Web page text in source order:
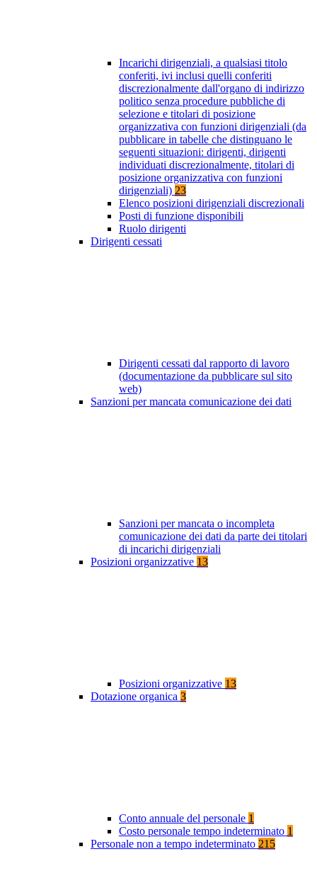
Incarichi dirigenziali, a qualsiasi titolo
conferiti, ivi inclusi quelli conferiti
discrezionalmente dall'organo di indirizzo
politico senza procedure pubbliche di
selezione e titolari di posizione
organizzativa con funzioni dirigenziali (da
pubblicare in tabelle che distinguano le
seguenti situazioni: dirigenti, dirigenti
individuati discrezionalmente, titolari di
posizione organizzativa con funzioni
dirigenziali) 23
Elenco posizioni dirigenziali discrezionali
Posti di funzione disponibili
Ruolo dirigenti
Dirigenti cessati
Dirigenti cessati dal rapporto di lavoro
(documentazione da pubblicare sul sito
web)
Sanzioni per mancata comunicazione dei dati
Sanzioni per mancata o incompleta
comunicazione dei dati da parte dei titolari
di incarichi dirigenziali
Posizioni organizzative 13
Posizioni organizzative 13
Dotazione organica 3
Conto annuale del personale 1
Costo personale tempo indeterminato 1
Personale non a tempo indeterminato 215